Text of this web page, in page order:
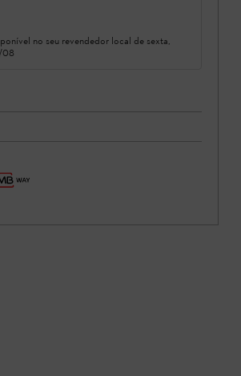
no seu revendedor local de sexta,
08